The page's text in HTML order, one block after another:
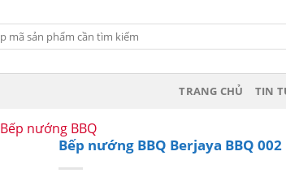
TRANG CHỦ TIN
Bếp nướng BBQ
Bếp nướng BBQ Berjaya BBQ 002